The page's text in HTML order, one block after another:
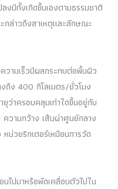
งมีทั้งเกิดขึ้นเองตามธรรมชาติ
กล่าวถึงสาเหตุและลักษณะ
ามเร็วมีผลกระทบต่อพื้นผิว
ถึง 400 กิโลเมตร/ชั่วโมง
ว่าครอบคลุมเท่าใดขึ้นอยู่กับ
ความกว้าง เส้นผ่าศูนย์กลาง
น่วยริกเตอร์เหมือนการวัด
ไปมาหรือพัดเคลื่อนตัวไปใน